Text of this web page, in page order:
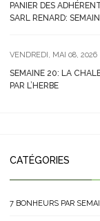
PANIER DES
SARL RENARD:
VENDREDI, MAI 08, 2026
SEMAINE 20: LA
PAR L’HERBE
CATÉGORIES
7 BONHEURS PAR